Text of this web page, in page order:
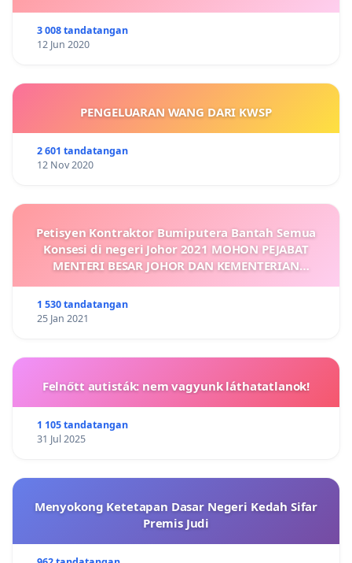
3 008 tandatangan
12 Jun 2020
PENGELUARAN WANG DARI KWSP
2 601 tandatangan
12 Nov 2020
Petisyen Kontraktor Bumiputera Bantah Semua
Konsesi di negeri Johor 2021 MOHON PEJABAT
MENTERI BESAR JOHOR DAN KEMENTERIAN
1 530 tandatangan
25 Jan 2021
Felnőtt autisták: nem vagyunk láthatatlanok!
1 105 tandatangan
31 Jul 2025
Menyokong Ketetapan Dasar Negeri Kedah Sifar
Premis Judi